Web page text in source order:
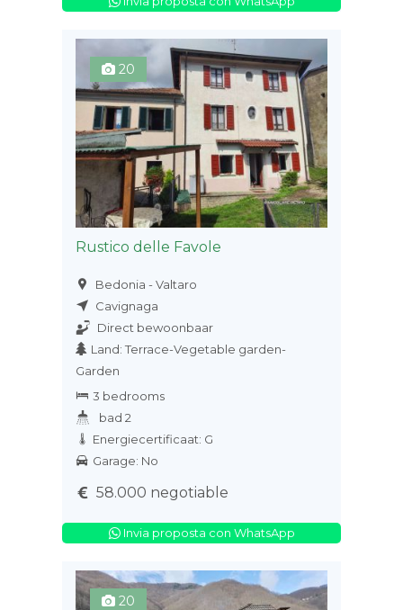
20
Rustico delle Favole
Bedonia - Valtaro
Cavignaga
Direct bewoonbaar
Land: Terrace-Vegetable garden-
Garden
3 bedrooms
bad 2
Energiecertificaat: G
Garage: No
58.000 negotiable
Invia proposta con WhatsApp
20